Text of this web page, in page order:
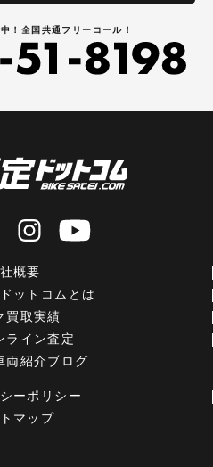
！全国共通フリーコール！
概要
ットコムとは
買取実績
ライン査定
両紹介ブログ
ーポリシー
マップ